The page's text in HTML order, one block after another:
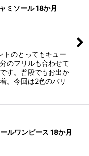
ミソール 18か月
トのとってもキュー
のフリルも合わせて
す。普段でもお出か
。今回は2色のバリ
ルワンピース 18か月